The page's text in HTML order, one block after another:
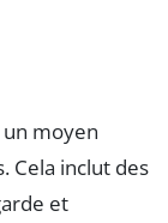
moyen
Cela inclut des
et